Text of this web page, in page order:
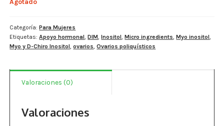
Aminoácidos
Multivitaminas Adultos 50 Años A Más
Multivitaminas Niños
Categoría:Para Mujeres
Etiquetas:Apoyo hormonal,DIM,Inositol,Micro ingredients,Myo inositol,
Myo y D-Chiro Inositol,ovarios,Ovarios poliquísticos
Valoraciones (0)
Valoraciones